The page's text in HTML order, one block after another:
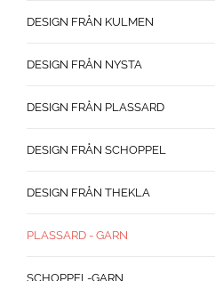
DESIGN FRÅN KULMEN
DESIGN FRÅN NYSTA
DESIGN FRÅN PLASSARD
DESIGN FRÅN SCHOPPEL
DESIGN FRÅN THEKLA
PLASSARD - GARN
SCHOPPEL-GARN